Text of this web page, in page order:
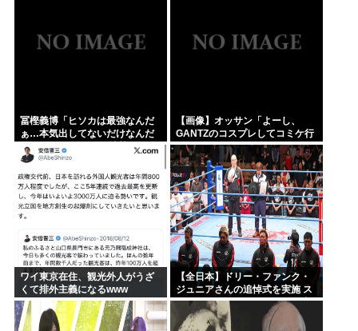
冨樫義博「ヒソカは最強なんだ
ぁ…本気出してないだけなんだ
ぁ…」 こいつのこの情熱なんな
の？
【画像】オッサン「よーし、
GANTZのコスプレしてコミケ行
くかー」
ワイ東京在住、観光外人がうざ
くて排外主義になるwww
【全日本】ドリー・ファンク・
ジュニアさんの追悼式を実施 ス
ピニング・トー・ホールドも流
れる